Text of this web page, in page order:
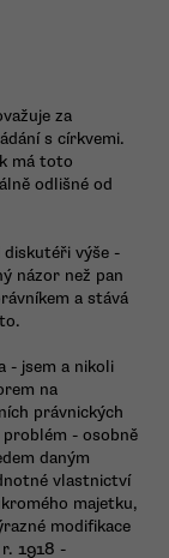
za
s církvemi.
má toto
odlišné od
diskutéři výše -
názor než pan
a stává
- jsem a nikoli
na
právnických
- osobně
daným
vlastnictví
majetku,
modifikace
1918 -